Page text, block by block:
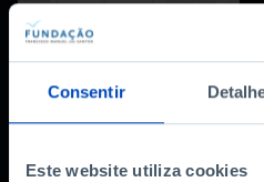
Consentir
Este website utiliza cookies